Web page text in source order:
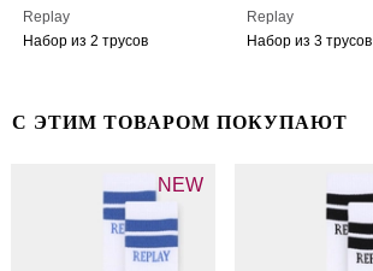
Replay
Набор из 2 трусов
Replay
Набор из 3 трусов
С ЭТИМ ТОВАРОМ ПОКУПАЮТ
NEW